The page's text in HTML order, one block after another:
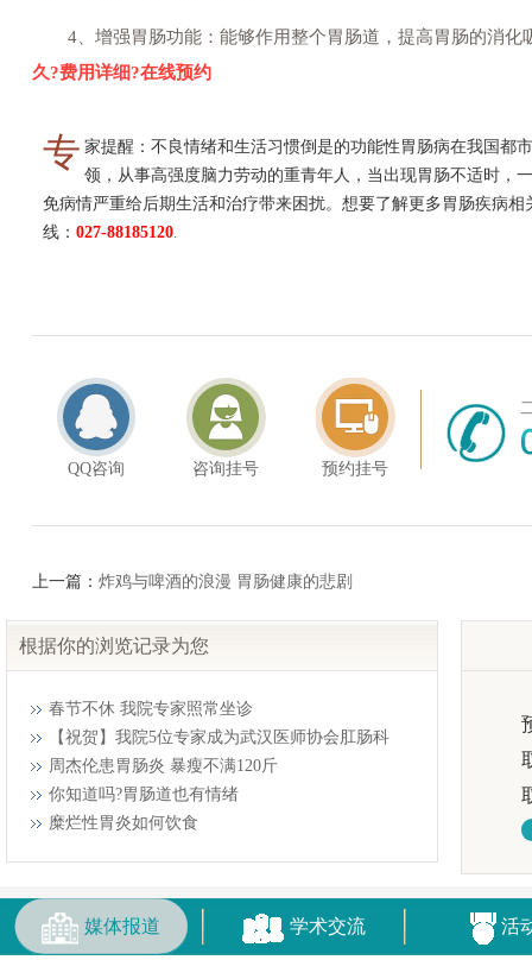
4、增强胃肠功能：能够作用整个胃肠道，提高胃肠的消化
久?费用详细?在线预约
专 家提醒：不良情绪和生活习惯倒是的功能性胃肠病在我国都
领，从事高强度脑力劳动的重青年人，当出现胃肠不适时，
免病情严重给后期生活和治疗带来困扰。想要了解更多胃肠疾病
线： 027-88185120.
QQ咨询 咨询挂号 预约挂号
上一篇： 炸鸡与啤酒的浪漫 胃肠健康的悲剧
根据你的浏览记录为您
春节不休 我院专家照常坐诊
【祝贺】我院5位专家成为武汉医师协会肛肠科
周杰伦患胃肠炎 暴瘦不满120斤
你知道吗?胃肠道也有情绪
糜烂性胃炎如何饮食
媒体报道 学术交流 活